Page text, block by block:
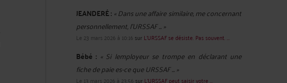
JEANDERÉ : « Dans une affaire similaire, me concernant
personnellement, l'URSSAF ... »
Le 23 mars 2026 à 10:16 sur L'URSSAF se désiste. Pas souvent. ...
Bébé : « Si lemployeur se trompe en déclarant une
fiche de paie es-ce que URSSAF ... »
Le 13 mars 2026 à 23:56 sur L’URSSAF peut saisir votre ...